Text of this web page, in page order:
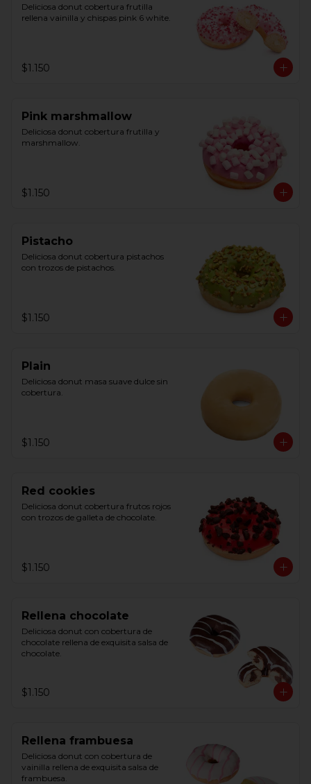
Deliciosa donut cobertura frutilla
rellena vainilla y chispas pink 6 white.
$1.150
Pink marshmallow
Deliciosa donut cobertura frutilla y
marshmallow.
$1.150
Pistacho
Deliciosa donut cobertura pistachos
con trozos de pistachos.
$1.150
Plain
Deliciosa donut masa suave dulce sin
cobertura.
$1.150
Red cookies
Deliciosa donut cobertura frutos rojos
con trozos de galleta de chocolate.
$1.150
Rellena chocolate
Deliciosa donut con cobertura de
chocolate rellena de exquisita salsa de
chocolate.
$1.150
Rellena frambuesa
Deliciosa donut con cobertura de
vainilla rellena de exquisita salsa de
frambuesa.